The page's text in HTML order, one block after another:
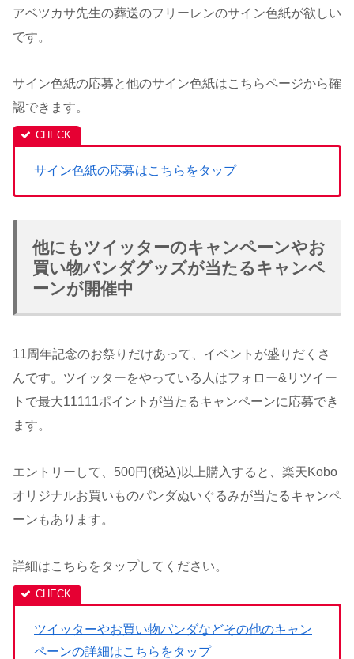
アベツカサ先生の葬送のフリーレンのサイン色紙が欲しい
です。
サイン色紙の応募と他のサイン色紙はこちらページから確
認できます。
サイン色紙の応募はこちらをタップ
他にもツイッターのキャンペーンやお
買い物パンダグッズが当たるキャンペ
ーンが開催中
11周年記念のお祭りだけあって、イベントが盛りだくさ
んです。ツイッターをやっている人はフォロー&リツイー
トで最大11111ポイントが当たるキャンペーンに応募でき
ます。
エントリーして、500円(税込)以上購入すると、楽天Kobo
オリジナルお買いものパンダぬいぐるみが当たるキャンペ
ーンもあります。
詳細はこちらをタップしてください。
ツイッターやお買い物パンダなどその他のキャン
ペーンの詳細はこちらをタップ